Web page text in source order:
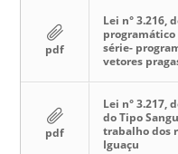
pdf
Lei n° 3.216,
programático
série-
vetores
pdf
Lei n° 3.217,
do Tipo
trabalho dos
Iguaçu